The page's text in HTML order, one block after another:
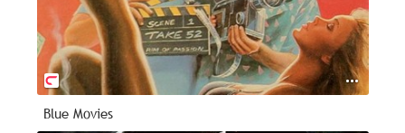
Blue Movies